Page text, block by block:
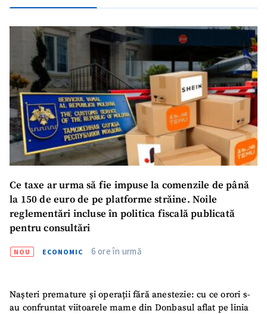
Ce taxe ar urma să fie impuse la comenzile de până
la 150 de euro de pe platforme străine. Noile
reglementări incluse în politica fiscală publicată
pentru consultări
NOU ECONOMIC 6 ore în urmă
Nașteri premature și operații fără anestezie: cu ce orori s-
au confruntat viitoarele mame din Donbasul aflat pe linia